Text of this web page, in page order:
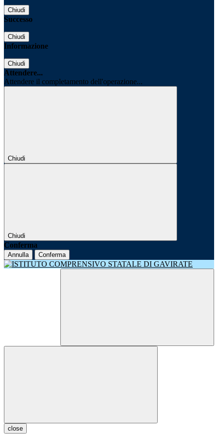
Chiudi
Successo
Chiudi
Informazione
Chiudi
Attendere...
Attendere il completamento dell'operazione...
Chiudi
Chiudi
Conferma
Annulla Conferma
close